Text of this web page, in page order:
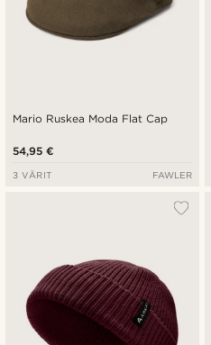
Mario Ruskea Moda Flat Cap
54,95 €
3 VÄRIT FAWLER